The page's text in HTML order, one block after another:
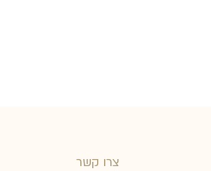
צרו קשר